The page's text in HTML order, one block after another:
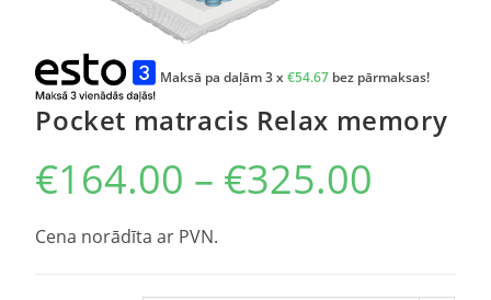
Maksā pa daļām 3 x€54.67 bez pārmaksas!
Pocket matracis Relax memory
€164.00 – €325.00
Cena norādīta ar PVN.